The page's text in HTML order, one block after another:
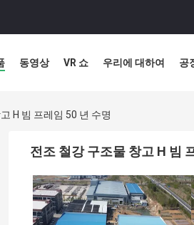
동영상 VR 쇼 우리에 대하여 공
H 빔 프레임 50 년 수명
전조 철강 구조물 창고 H 빔